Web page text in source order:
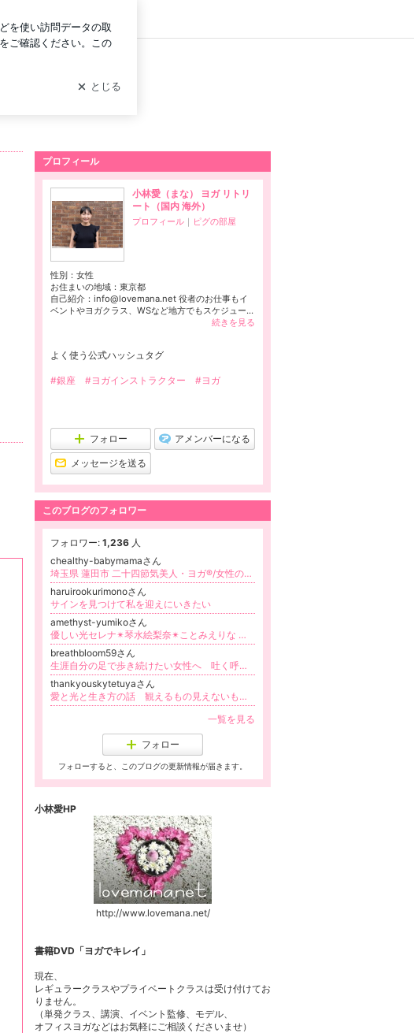
ログイン
プロフィール
小林愛（まな） ヨガ リトリ
ート（国内 海外）
プロフィール ｜ ピグの部屋
性別： 女性
お住まいの地域： 東京都
自己紹介：info@lovemana.net 役者のお仕事もイ
ベントやヨガクラス、WSなど地方でもスケジュー...
続きを見る
よく使う公式ハッシュタグ
#銀座 #ヨガインストラクター #ヨガ
フォロー アメンバーになる
メッセージを送る
このブログのフォロワー
フォロワー: 1,236 人
chealthy-babymamaさん
埼玉県 蓮田市 二十四節気美人・ヨガ®/女性の人生軸確立/講師育成・月経周期・マタニティヨガ、産後、子連れヨガ、更年期、シニア
haruirookurimonoさん
サインを見つけて私を迎えにいきたい
amethyst-yumikoさん
優しい光セレナ✴︎琴水絵梨奈✴︎ことみえりな 〜未来へ繋がるカードリーディング〜
breathbloom59さん
生涯自分の足で歩き続けたい女性へ 吐く呼吸で体幹を整え足から元気に。10年で3000人をサポート足活トレーナーうえむら真希
thankyouskytetuyaさん
愛と光と生き方の話 観えるもの見えないものの話❤️
一覧を見る
フォロー
フォローすると、このブログの更新情報が届きます。
小林愛HP
http://www.lovemana.net/
書籍DVD「ヨガでキレイ」
現在、
レギュラークラスやプライベートクラスは受け付けてお
りません。
（単発クラス、講演、イベント監修、モデル、
オフィスヨガなどはお気軽にご相談くださいませ）